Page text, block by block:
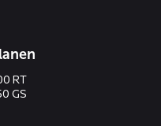
RT
GS